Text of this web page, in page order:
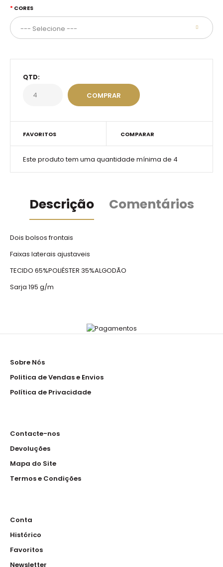
CORES
QTD:
FAVORITOS COMPARAR
Este produto tem uma quantidade mínima de 4
Descrição Comentários
Dois bolsos frontais
Faixas laterais ajustaveis
TECIDO 65%POLIÉSTER 35%ALGODÃO
Sarja 195 g/m
Sobre Nós
Politica de Vendas e Envios
Política de Privacidade
Contacte-nos
Devoluções
Mapa do Site
Termos e Condições
Conta
Histórico
Favoritos
Newsletter